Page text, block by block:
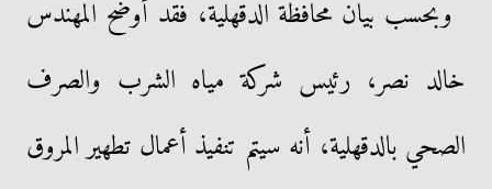
وبحسب بيان محافظة الدقهلية، فقد أوضح المهندس
خالد نصر، رئيس شركة مياه الشرب والصرف
الصحي بالدقهلية، أنه سيتم تنفيذ أعمال تطهير المروق